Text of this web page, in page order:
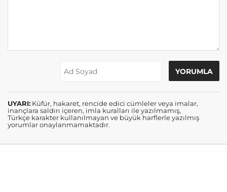
UYARI: Küfür, hakaret, rencide edici cümleler veya imalar,
inançlara saldırı içeren, imla kuralları ile yazılmamış,
Türkçe karakter kullanılmayan ve büyük harflerle yazılmış
yorumlar onaylanmamaktadır.